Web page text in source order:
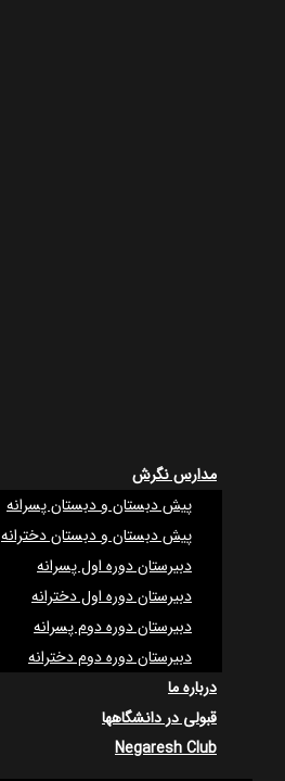
مدارس نگرش
پیش دبستان و دبستان پسرانه
پیش دبستان و دبستان دخترانه
دبیرستان دوره اول پسرانه
دبیرستان دوره اول دخترانه
دبیرستان دوره دوم پسرانه
دبیرستان دوره دوم دخترانه
درباره ما
قبولی در دانشگاهها
Negaresh Club